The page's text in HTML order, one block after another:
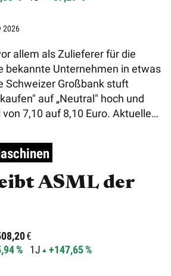
2026
allem als Zulieferer für die
bekannte Unternehmen in etwas
Schweizer Großbank stuft
auf „Neutral" hoch und
7,10 auf 8,10 Euro. Aktuelle
ASML der
€
% 1J +147,65 %